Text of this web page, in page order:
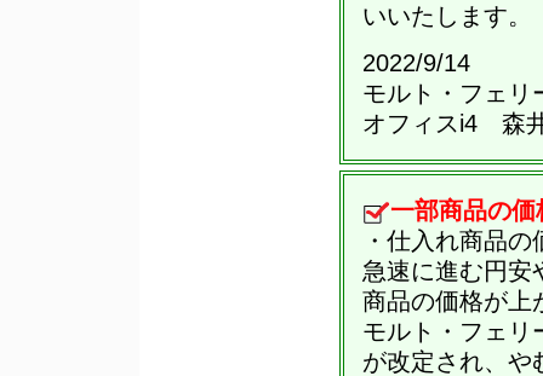
いいたします。
2022/9/14
モルト・フェリ
オフィスi4 森
一部商品の
・仕入れ商品の
急速に進む円安
商品の価格が上
モルト・フェリ
が改定され、や